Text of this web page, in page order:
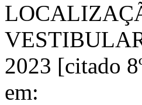
2023 [citado
em: